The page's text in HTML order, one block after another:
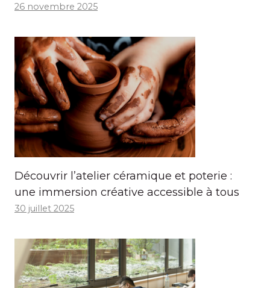
26 novembre 2025
Découvrir l’atelier céramique et poterie :
une immersion créative accessible à tous
30 juillet 2025